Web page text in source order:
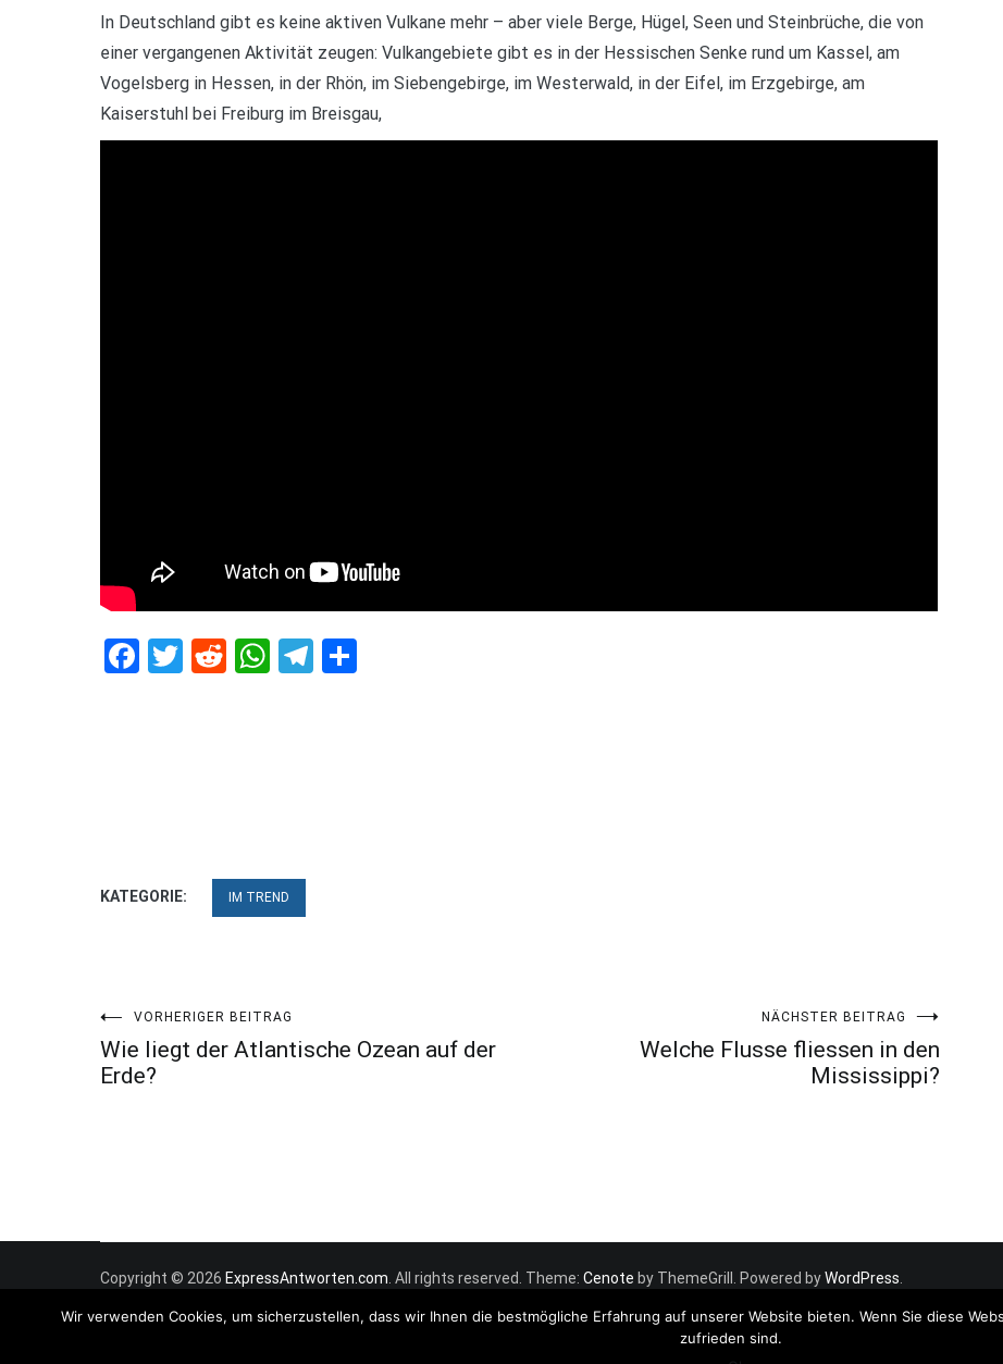
In Deutschland gibt es keine aktiven Vulkane mehr – aber viele Berge, Hügel, Seen und Steinbrüche, die von
einer vergangenen Aktivität zeugen: Vulkangebiete gibt es in der Hessischen Senke rund um Kassel, am
Vogelsberg in Hessen, in der Rhön, im Siebengebirge, im Westerwald, in der Eifel, im Erzgebirge, am
Kaiserstuhl bei Freiburg im Breisgau,
Facebook
Twitter
RedditWhatsApp
Telegram
KATEGORIE: IM TREND
Beitragsnavigation
VORHERIGER BEITRAG
Wie liegt der Atlantische Ozean auf der
Erde?
NÄCHSTER BEITRAG
Welche Flusse fliessen in den
Mississippi?
Copyright © 2026 ExpressAntworten.com. All rights reserved. Theme: Cenote by ThemeGrill. Powered byWordPress.
Wir verwenden Cookies, um sicherzustellen, dass wir Ihnen die bestmögliche Erfahrung auf unserer Website bieten. Wenn Sie diese
zufrieden sind.